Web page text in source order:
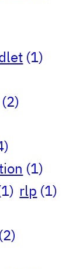
(1)
(2)
(1)
rlp (1)
(2)